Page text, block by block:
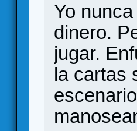
Yo
dinero.
jugar.
la cartas